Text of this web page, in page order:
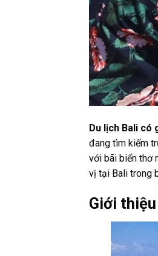
Du lịch Bali có
đang tìm kiếm
với bãi biển thơ
vị tại Bali trong
Giới